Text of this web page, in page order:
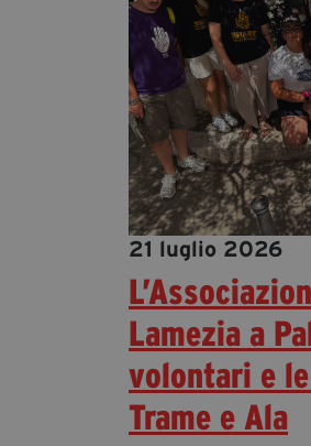
21 luglio 2026
Lamezia a
volontari e
Trame e Ala